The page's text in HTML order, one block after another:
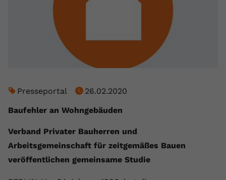
Presseportal
26.02.2020
Baufehler an Wohngebäuden
Verband Privater Bauherren und
Arbeitsgemeinschaft für zeitgemäßes Bauen
veröffentlichen gemeinsame Studie